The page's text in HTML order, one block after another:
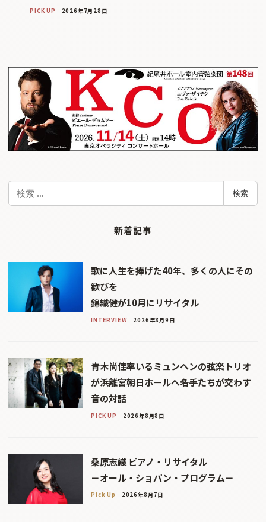
PICK UP 2026年7月28日
検
検索
新着記事
歌に人生を捧げた40年、多くの人にその
歓びを
錦織健が10月にリサイタル
INTERVIEW 2026年8月9日
青木尚佳率いるミュンヘンの弦楽トリオ
が浜離宮朝日ホールへ――名手たちが交わす
音の対話
PICK UP 2026年8月8日
桑原志織 ピアノ・リサイタル
－オール・ショパン・プログラム－
Pick Up 2026年8月7日